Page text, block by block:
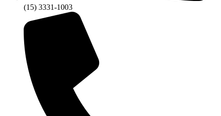
(15) 3331-1003